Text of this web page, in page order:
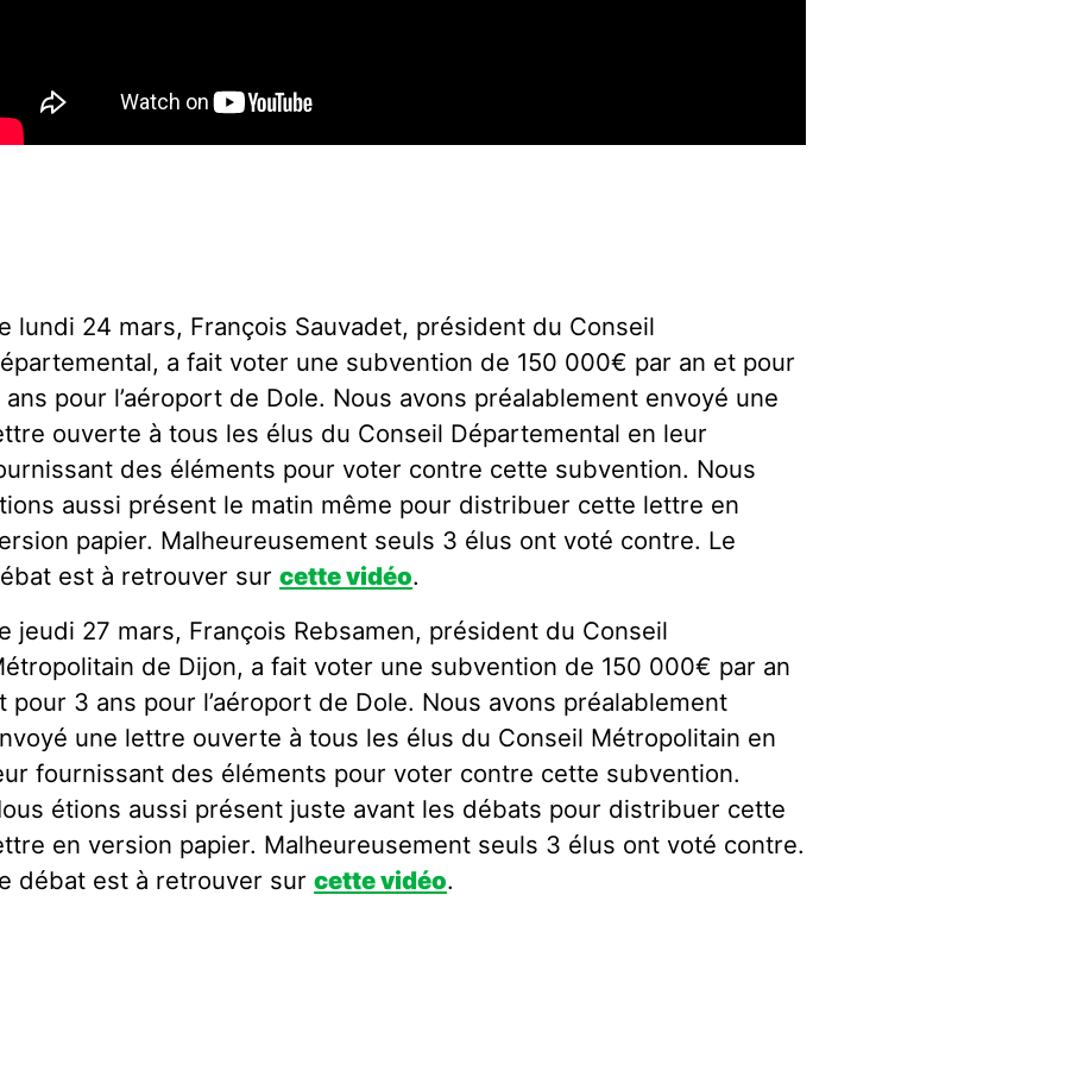
lundi 24 mars, François Sauvadet, président du Conseil
a fait voter une subvention de 150 000€ par an et pour
ans pour l’aéroport de Dole. Nous avons préalablement envoyé une
ouverte à tous les élus du Conseil Départemental en leur
des éléments pour voter contre cette subvention. Nous
aussi présent le matin même pour distribuer cette lettre en
papier. Malheureusement seuls 3 élus ont voté contre. Le
est à retrouver surcette vidéo.
jeudi 27 mars, François Rebsamen, président du Conseil
de Dijon, a fait voter une subvention de 150 000€ par an
pour 3 ans pour l’aéroport de Dole. Nous avons préalablement
une lettre ouverte à tous les élus du Conseil Métropolitain en
fournissant des éléments pour voter contre cette subvention.
étions aussi présent juste avant les débats pour distribuer cette
en version papier. Malheureusement seuls 3 élus ont voté contre.
débat est à retrouver surcette vidéo.